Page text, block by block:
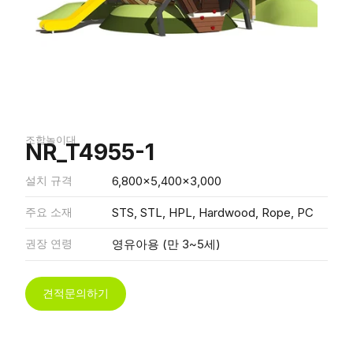
조합놀이대
NR_T4955-1
설치 규격 6,800x5,400x3,000
주요 소재 STS, STL, HPL, Hardwood, Rope, PC
권장 연령 영유아용 (만 3~5세)
견적문의하기